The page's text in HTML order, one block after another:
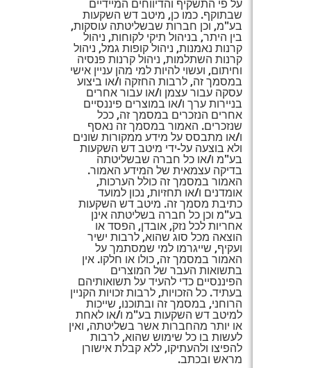
על פי התשקיף והדיווחים המיידיים
שבתוקף. כמו כן, מיטב דש השקעות
בע"מ, וכן חברות שבשליטתה עוסקות,
בין היתר, בניהול תיקי לקוחות, ניהול
קרנות נאמנות, ניהול קופות גמל, ניהול
קרנות השתלמות, ניהול קרנות פנסיה
וחיתום, ועשוי להיות למי מהן עניין אישי
במסמך זה, לרבות החזקה ו/או ביצוע
עסקה עבור עצמן ו/או עבור אחרים
בניירות ערך ו/או במוצרים פיננסיים
אחרים הנזכרים במסמך זה, ככל
שנזכרים. האמור במסמך זה נאסף
ו/או מתבסס על מידע ממקורות שונים
ולא בוצעה על-ידי מיטב דש השקעות
בע"מ ו/או כל חברה שבשליטתה
בדיקה עצמאית של המידע האמור.
האמור במסמך זה כולל הערכות,
אומדנים ו/או תחזיות, נכון למועד
כתיבת מסמך זה. מיטב דש השקעות
בע"מ וכן כל חברה בשליטתה אינן
אחריות לכל נזק, אובדן, הפסד או
הוצאה מכל סוג שהוא, לרבות ישיר
ועקיף, שייגרמו למי שמסתמך על
האמור במסמך זה, כולו או חלקו. אין
בתשואות העבר של המוצרים
הפיננסיים כדי להעיד על תשואותיהם
בעתיד. כל הזכויות, לרבות זכויות הקניין
הרוחני, במסמך זה ובתוכנו, שייכות
למיטב דש השקעות בע"מ ו/או לאחת
או יותר מהחברות אשר בשליטתה, ואין
לעשות בו כל שימוש שהוא, לרבות
להפיצו ולהעתיקו, ללא קבלת אישורן
מראש ובכתב.